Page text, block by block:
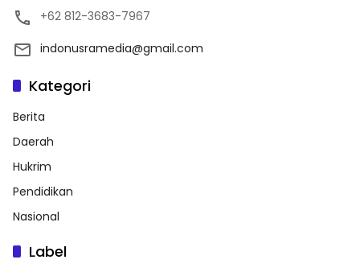
+62 812-3683-7967
indonusramedia@gmail.com
Kategori
Berita
Daerah
Hukrim
Pendidikan
Nasional
Label